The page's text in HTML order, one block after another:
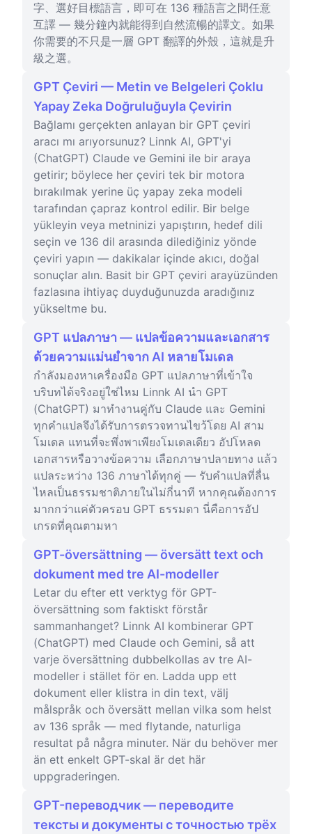
字、選好目標語言，即可在 136 種語言之間任意
互譯 — 幾分鐘內就能得到自然流暢的譯文。如果
你需要的不只是一層 GPT 翻譯的外殼，這就是升
級之選。
GPT Çeviri — Metin ve Belgeleri Çoklu
Yapay Zeka Doğruluğuyla Çevirin
Bağlamı gerçekten anlayan bir GPT çeviri
aracı mı arıyorsunuz? Linnk AI, GPT'yi
(ChatGPT) Claude ve Gemini ile bir araya
getirir; böylece her çeviri tek bir motora
bırakılmak yerine üç yapay zeka modeli
tarafından çapraz kontrol edilir. Bir belge
yükleyin veya metninizi yapıştırın, hedef dili
seçin ve 136 dil arasında dilediğiniz yönde
çeviri yapın — dakikalar içinde akıcı, doğal
sonuçlar alın. Basit bir GPT çeviri arayüzünden
fazlasına ihtiyaç duyduğunuzda aradığınız
yükseltme bu.
GPT แปลภาษา — แปลข้อความและเอกสาร
ด้วยความแม่นยำจาก AI หลายโมเดล
กำลังมองหาเครื่องมือ GPT แปลภาษาที่เข้าใจ
บริบทได้จริงอยู่ใช่ไหม Linnk AI นำ GPT
(ChatGPT) มาทำงานคู่กับ Claude และ Gemini
ทุกคำแปลจึงได้รับการตรวจทานไขว้โดย AI สาม
โมเดล แทนที่จะพึ่งพาเพียงโมเดลเดียว อัปโหลด
เอกสารหรือวางข้อความ เลือกภาษาปลายทาง แล้ว
แปลระหว่าง 136 ภาษาได้ทุกคู่ — รับคำแปลที่ลื่น
ไหลเป็นธรรมชาติภายในไม่กี่นาที หากคุณต้องการ
มากกว่าแค่ตัวครอบ GPT ธรรมดา นี่คือการอัป
เกรดที่คุณตามหา
GPT-översättning — översätt text och
dokument med tre AI-modeller
Letar du efter ett verktyg för GPT-
översättning som faktiskt förstår
sammanhanget? Linnk AI kombinerar GPT
(ChatGPT) med Claude och Gemini, så att
varje översättning dubbelkollas av tre AI-
modeller i stället för en. Ladda upp ett
dokument eller klistra in din text, välj
målspråk och översätt mellan vilka som helst
av 136 språk — med flytande, naturliga
resultat på några minuter. När du behöver mer
än ett enkelt GPT-skal är det här
uppgraderingen.
GPT-переводчик — переводите
тексты и документы с точностью трёх